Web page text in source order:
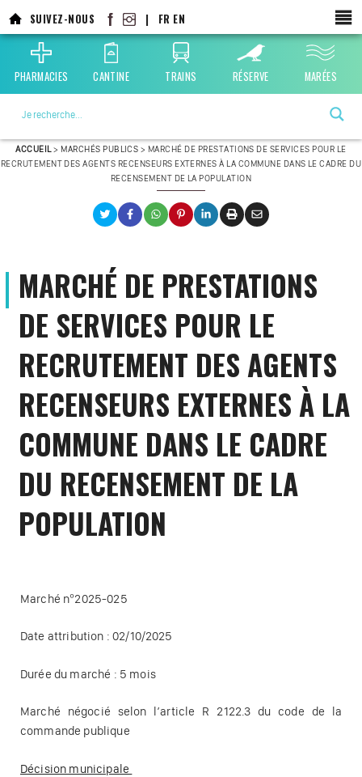
SUIVEZ-NOUS | FR EN
PHARMACIES CANTINE TRAINS RÉSERVE MARÉES
ACCUEIL> MARCHÉS PUBLICS > MARCHÉ DE PRESTATIONS DE SERVICES POUR LE
RECRUTEMENT DES AGENTS RECENSEURS EXTERNES À LA COMMUNE DANS LE CADRE DU
RECENSEMENT DE LA POPULATION
MARCHÉ DE PRESTATIONS
DE SERVICES POUR LE
RECRUTEMENT DES AGENTS
RECENSEURS EXTERNES À LA
COMMUNE DANS LE CADRE
DU RECENSEMENT DE LA
POPULATION
Marché n°2025-025
Date attribution : 02/10/2025
Durée du marché : 5 mois
Marché négocié selon l’article R 2122.3 du code de la
commande publique
Décision municipale